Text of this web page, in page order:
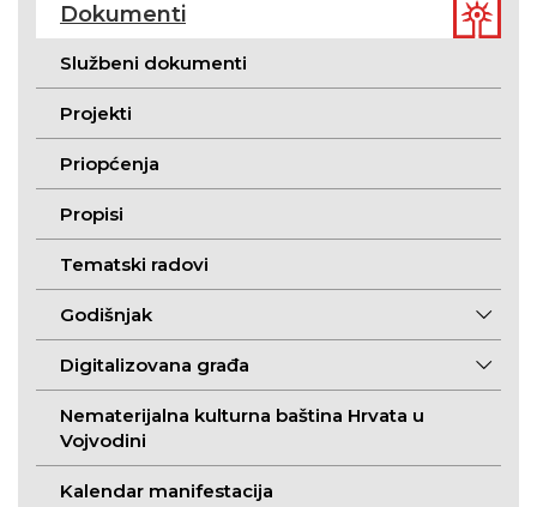
Dokumenti
Službeni dokumenti
Projekti
Priopćenja
Propisi
Tematski radovi
Godišnjak
Digitalizovana građa
Nematerijalna kulturna baština Hrvata u
Vojvodini
Kalendar manifestacija